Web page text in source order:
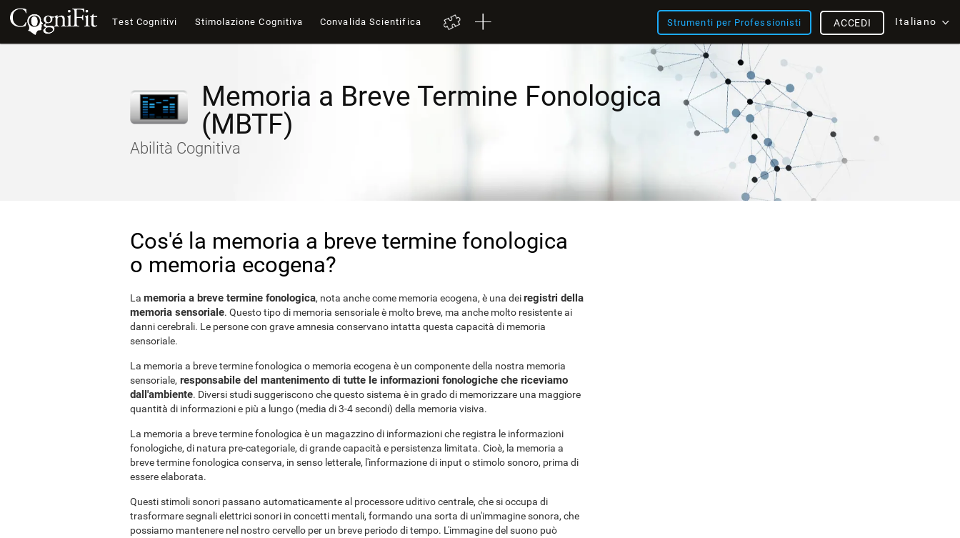
Test Cognitivi Stimolazione Cognitiva Convalida Scientifica Strumenti per Professionisti Italiano
ACCEDI
Memoria a Breve Termine Fonologica
(MBTF)
Abilità Cognitiva
Cos'é la memoria a breve termine fonologica
o memoria ecogena?
La memoria a breve termine fonologica, nota anche come memoria ecogena, è una deiregistri della
memoria sensoriale. Questo tipo di memoria sensoriale è molto breve, ma anche molto resistente ai
danni cerebrali. Le persone con grave amnesia conservano intatta questa capacità di memoria
sensoriale.
La memoria a breve termine fonologica o memoria ecogena è un componente della nostra memoria
sensoriale, responsabile del mantenimento di tutte le informazioni fonologiche che riceviamo
dall'ambiente. Diversi studi suggeriscono che questo sistema è in grado di memorizzare una maggiore
quantità di informazioni e più a lungo (media di 3-4 secondi) della memoria visiva.
La memoria a breve termine fonologica è un magazzino di informazioni che registra le informazioni
fonologiche, di natura pre-categoriale, di grande capacità e persistenza limitata. Cioè, la memoria a
breve termine fonologica conserva, in senso letterale, l'informazione di input o stimolo sonoro, prima di
essere elaborata.
Questi stimoli sonori passano automaticamente al processore uditivo centrale, che si occupa di
trasformare segnali elettrici sonori in concetti mentali, formando una sorta di un'immagine sonora, che
possiamo mantenere nel nostro cervello per un breve periodo di tempo. L'immagine del suono può